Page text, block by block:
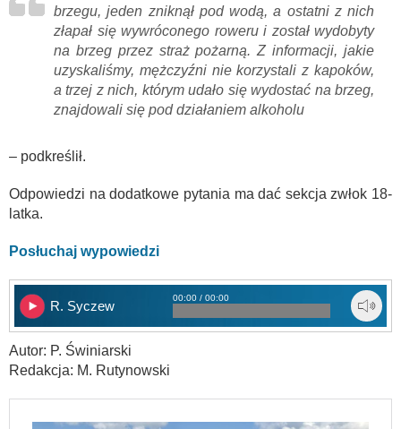
brzegu, jeden zniknął pod wodą, a ostatni z nich
złapał się wywróconego roweru i został wydobyty
na brzeg przez straż pożarną. Z informacji, jakie
uzyskaliśmy, mężczyźni nie korzystali z kapoków,
a trzej z nich, którym udało się wydostać na brzeg,
znajdowali się pod działaniem alkoholu
– podkreślił.
Odpowiedzi na dodatkowe pytania ma dać sekcja zwłok 18-
latka.
Posłuchaj wypowiedzi
R. Syczew
00:00 / 00:00
Autor: P. Świniarski
Redakcja: M. Rutynowski